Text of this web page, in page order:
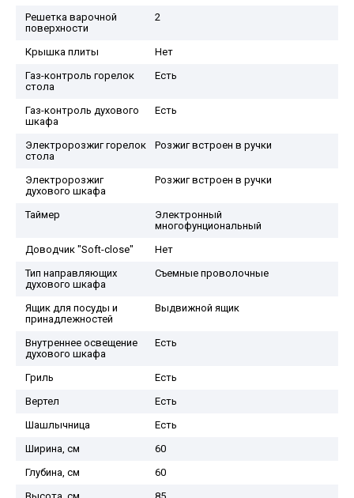
Решетка варочной
поверхности
2
Крышка плиты
Нет
Газ-контроль горелок
стола
Есть
Газ-контроль духового
шкафа
Есть
Электророзжиг горелок
стола
Розжиг встроен в ручки
Электророзжиг
духового шкафа
Розжиг встроен в ручки
Таймер
Электронный
многофунциональный
Доводчик "Soft-close"
Нет
Тип направляющих
духового шкафа
Съемные проволочные
Ящик для посуды и
принадлежностей
Выдвижной ящик
Внутреннее освещение
духового шкафа
Есть
Гриль
Есть
Вертел
Есть
Шашлычница
Есть
Ширина, см
60
Глубина, см
60